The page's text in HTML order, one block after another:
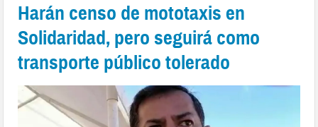
Harán censo de mototaxis en
Solidaridad, pero seguirá como
transporte público tolerado